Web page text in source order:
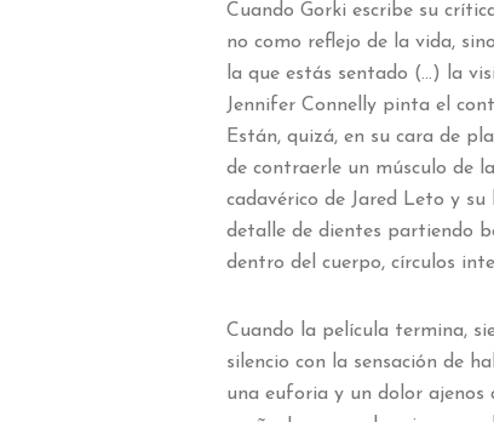
Cuando Gorki escribe su
no como reflejo de la vida,
la que estás sentado (…) la
Jennifer Connelly pinta el
Están, quizá, en su cara de
de contraerle un músculo de
cadavérico de Jared Leto y
detalle de dientes partiendo
dentro del cuerpo, círculos
Cuando la película termina,
silencio con la sensación de
una euforia y un dolor ajenos